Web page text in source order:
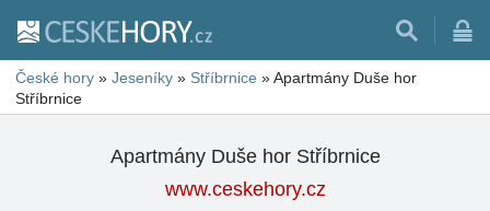
České hory » Jeseníky » Stříbrnice »Apartmány Duše hor
Stříbrnice
Apartmány Duše hor Stříbrnice
www.ceskehory.cz